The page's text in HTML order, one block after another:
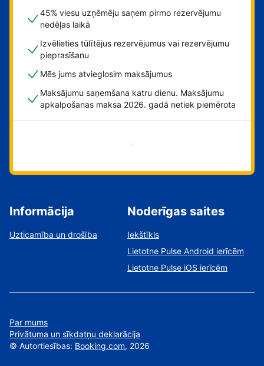
45% viesu uzņēmēju saņem pirmo rezervējumu
nedēļas laikā
Izvēlieties tūlītējus rezervējumus vai rezervējumu
pieprasīšanu
Mēs jums atvieglosim maksājumus
Maksājumu saņemšana katru dienu. Maksājumu
apkalpošanas maksa 2026. gadā netiek piemērota
Sāciet tūlīt!
Informācija
Uzticamība un drošība
Noderīgas saites
Iekštīkls
Lietotne Pulse Android ierīcēm
Lietotne Pulse iOS ierīcēm
Par mums
Privātuma un sīkdatņu deklarācija
© Autortiesības: Booking.com, 2026